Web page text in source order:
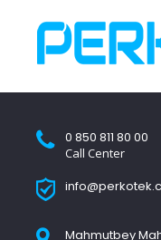
0 850 811 80 00
Call Center
Mahmutbey